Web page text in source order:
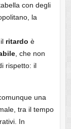
con degli
la
ritardo è
, che non
rispetto: il
una
tra il tempo
In